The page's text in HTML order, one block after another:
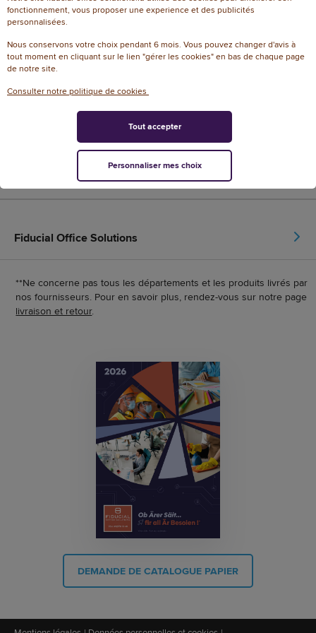
dans votre bureau et conseil de proximité
Fiducial Office Solutions
**Ne concerne pas tous les départements et les produits livrés par
nos fournisseurs. Pour en savoir plus, rendez-vous sur notre page
livraison et retour.
DEMANDE DE CATALOGUE PAPIER
fonctionnement, vous proposer une experience et des publicités
personnalisées.
Nous conservons votre choix pendant 6 mois. Vous pouvez changer d'avis à
tout moment en cliquant sur le lien "gérer les cookies" en bas de chaque page
de notre site.
Consulter notre politique de cookies
Personnaliser mes choix
Tout accepter